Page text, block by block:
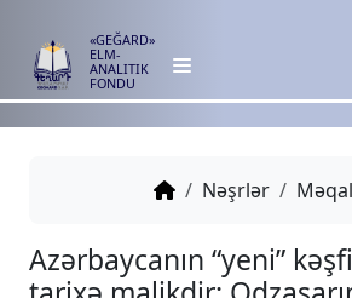
«GEĞARD»
ELM-
ANALITIK
FONDU
Nəşrlər